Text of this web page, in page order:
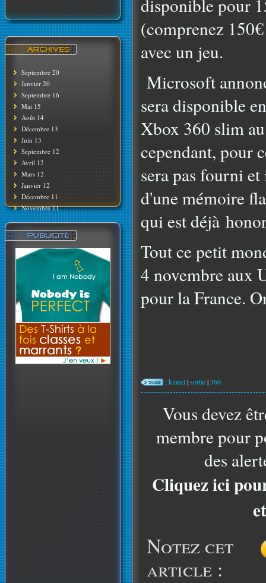
Septembre 20
Janvier 20
Septembre 16
Mai 15
Août 14
Décembre 13
Juin 13
Septembre 12
Avril 12
Mars 12
Janvier 12
Décembre 11
Novembre 11
disponible pour
(comprenez
avec un jeu.
Microsoft
sera disponible
Xbox 360 slim
cependant, pour
sera pas fourni
d'une mémoire
qui est déjà
Tout ce petit
4 novembre aux
pour la France.
:kinect|sortie|360
Vous devez
membre pour
des
Cliquez ici
Notez cet
article :